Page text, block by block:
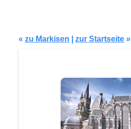
« zu Markisen zur Startseite»